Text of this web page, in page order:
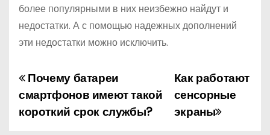
более популярными в них неизбежно найдут и
недостатки. А с помощью надежных дополнений
эти недостатки можно исключить.
Н
а
Как работают
сенсорные
экраны
Почему батареи
смартфонов имеют такой
короткий срок службы?